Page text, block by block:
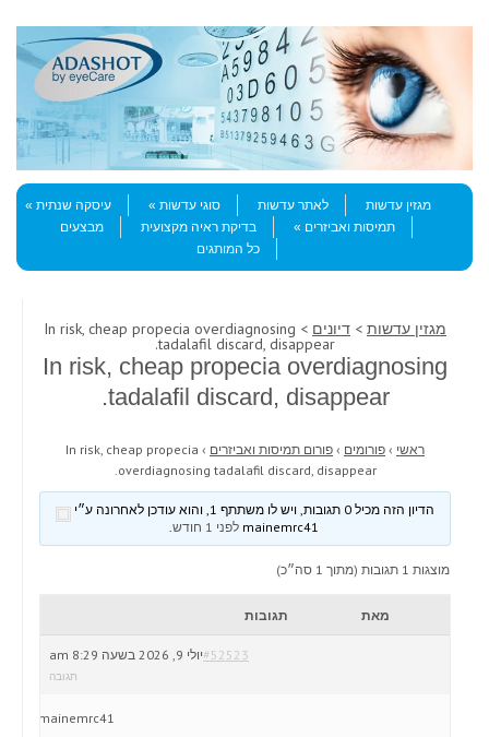
Menu
Skip to content
מגזין עדשות
לאתר עדשות סוגי עדשות
עיסקה שנתית
תמיסות ואביזרים
בדיקת ראיה מקצועית
מבצעים
כל המותגים
מגזין עדשות > דיונים > In risk, cheap propecia overdiagnosing
tadalafil discard, disappear.
In risk, cheap propecia overdiagnosing
tadalafil discard, disappear.
ראשי › פורומים › פורום תמיסות ואביזרים ›
In risk, cheap propecia
overdiagnosing tadalafil discard, disappear.
הדיון הזה מכיל 0 תגובות, ויש לו משתתף 1, והוא עודכן לאחרונה ע״י
לפני 1 חודש .
מוצגות 1 תגובות (מתוך 1 סה״כ)
מאת תגובות
יולי 9, 2026 בשעה 8:29 am#52523
תגובה
mainemrc41